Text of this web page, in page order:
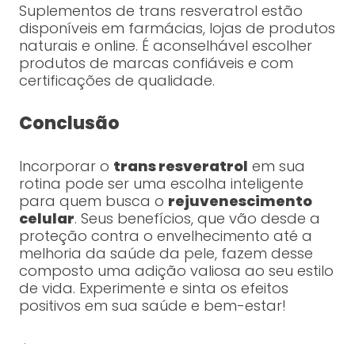
Suplementos de trans resveratrol estão
disponíveis em farmácias, lojas de produtos
naturais e online. É aconselhável escolher
produtos de marcas confiáveis e com
certificações de qualidade.
Conclusão
Incorporar o trans resveratrol em sua
rotina pode ser uma escolha inteligente
para quem busca o rejuvenescimento
celular. Seus benefícios, que vão desde a
proteção contra o envelhecimento até a
melhoria da saúde da pele, fazem desse
composto uma adição valiosa ao seu estilo
de vida. Experimente e sinta os efeitos
positivos em sua saúde e bem-estar!